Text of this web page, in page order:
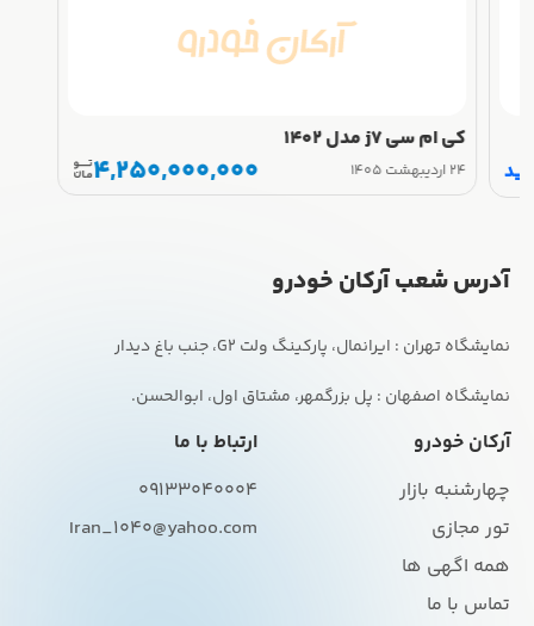
کی ام سی j7 مدل 1402
۲۴ اردیبهشت ۱۴۰۵ 4,250,000,000
آدرس شعب آرکان خودرو
نمایشگاه اصفهان : پل بزرگمهر، مشتاق اول، ابوالحسن.
آرکان خودرو
چهارشنبه بازار
تور مجازی
همه اگهی ها
تماس با ما
ارتباط با ما
09133040004
Iran_1040@yahoo.com